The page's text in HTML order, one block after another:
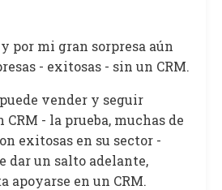
por mi gran sorpresa aún
- exitosas - sin un CRM.
puede vender y seguir
- la prueba, muchas de
exitosas en su sector -
dar un salto adelante,
apoyarse en un CRM.